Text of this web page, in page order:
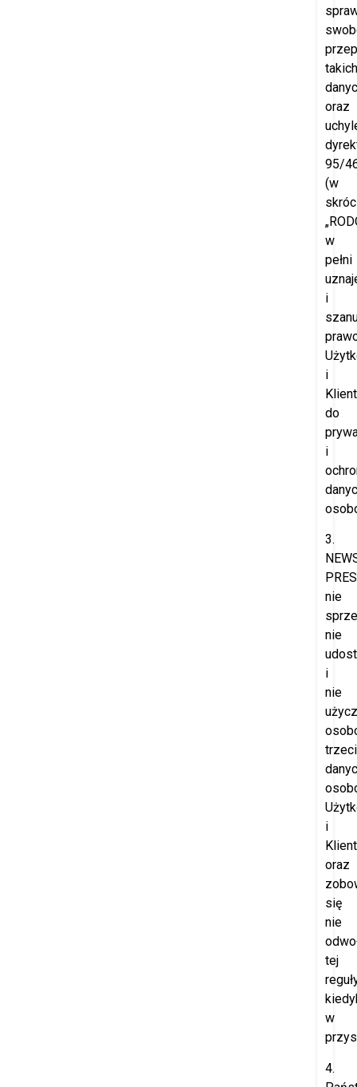
takich
oraz
95/
(w
w
pełni
i
i
do
i
3.
nie
nie
i
nie
i
oraz
się
nie
tej
w
4.